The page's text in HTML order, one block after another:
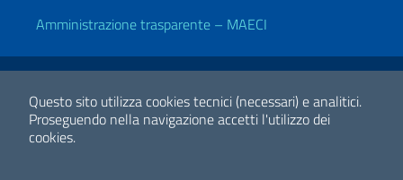
Questo sito utilizza cookies tecnici (necessari) e analitici.
Proseguendo nella navigazione accetti l'utilizzo dei
cookies.
Amministrazione trasparente – MAECI
Link Utili